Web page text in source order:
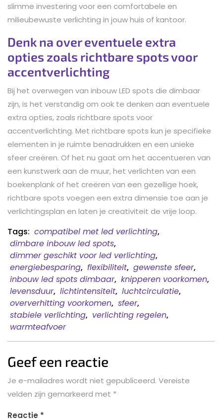
slimme investering voor een comfortabele en
milieubewuste verlichting in jouw huis of kantoor.
Denk na over eventuele extra
opties zoals richtbare spots voor
accentverlichting
Bij het overwegen van inbouw LED spots die dimbaar
zijn, is het verstandig om ook te denken aan eventuele
extra opties, zoals richtbare spots voor
accentverlichting. Met richtbare spots kun je specifieke
elementen in je ruimte benadrukken en een unieke
sfeer creëren. Of het nu gaat om het accentueren van
een kunstwerk aan de muur, het verlichten van een
boekenplank of het creëren van een gezellige hoek,
richtbare spots voegen een extra dimensie toe aan je
verlichtingsplan en laten je creativiteit de vrije loop.
Tags: compatibel met led verlichting,
dimbare inbouw led spots,
dimmer geschikt voor led verlichting,
energiebesparing, flexibiliteit, gewenste sfeer,
inbouw led spots dimbaar, knipperen voorkomen,
levensduur, lichtintensiteit, luchtcirculatie,
oververhitting voorkomen, sfeer,
stabiele verlichting, verlichting regelen,
warmteafvoer
Geef een reactie
Je e-mailadres wordt niet gepubliceerd. Vereiste
velden zijn gemarkeerd met *
Reactie *